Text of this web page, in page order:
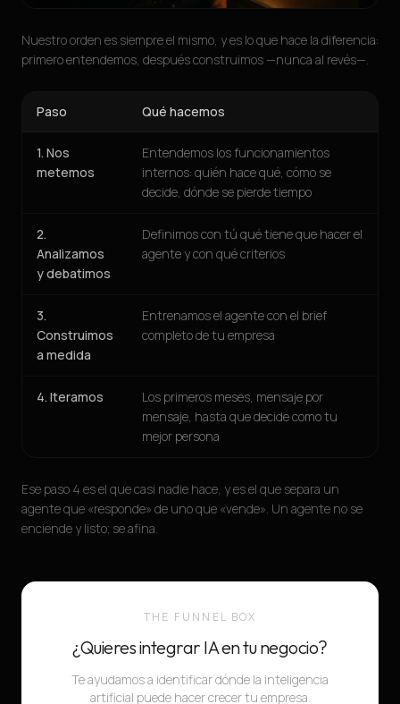
Nuestro orden es siempre el mismo, y es lo que hace la diferencia:
primero entendemos, después construimos —nunca al revés—.
Paso Qué hacemos
1. Nos
metemos
Entendemos los funcionamientos
internos: quién hace qué, cómo se
decide, dónde se pierde tiempo
2.
Analizamos
y debatimos
Definimos con tú qué tiene que hacer el
agente y con qué criterios
3.
Construimos
a medida
Entrenamos el agente con el brief
completo de tu empresa
4. Iteramos
Los primeros meses, mensaje por
mensaje, hasta que decide como tu
mejor persona
Ese paso 4 es el que casi nadie hace, y es el que separa un
agente que «responde» de uno que «vende». Un agente no se
enciende y listo; se afina.
THE FUNNEL BOX
¿Quieres integrar IA en tu negocio?
Te ayudamos a identificar dónde la inteligencia
artificial puede hacer crecer tu empresa.